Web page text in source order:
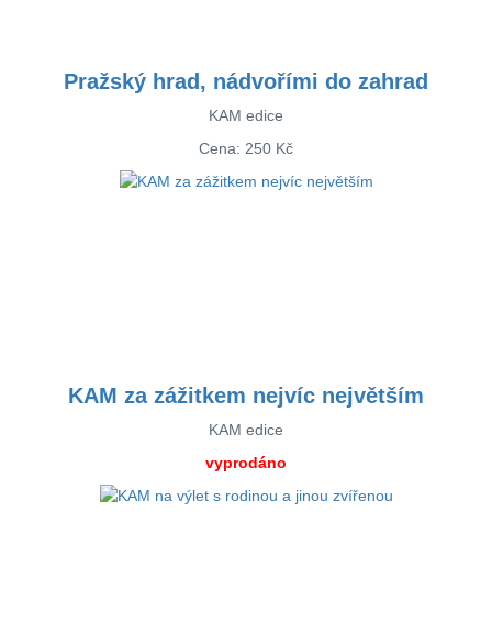
Pražský hrad, nádvořími do zahrad
KAM edice
Cena: 250 Kč
KAM za zážitkem nejvíc největším
KAM edice
vyprodáno